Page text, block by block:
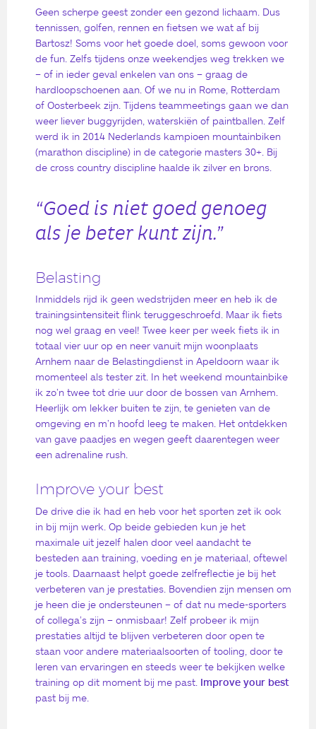
Geen scherpe geest zonder een gezond lichaam. Dus
tennissen, golfen, rennen en fietsen we wat af bij
Bartosz! Soms voor het goede doel, soms gewoon voor
de fun. Zelfs tijdens onze weekendjes weg trekken we
– of in ieder geval enkelen van ons – graag de
hardloopschoenen aan. Of we nu in Rome, Rotterdam
of Oosterbeek zijn. Tijdens teammeetings gaan we dan
weer liever buggyrijden, waterskiën of paintballen. Zelf
werd ik in 2014 Nederlands kampioen mountainbiken
(marathon discipline) in de categorie masters 30+. Bij
de cross country discipline haalde ik zilver en brons.
“Goed is niet goed genoeg
als je beter kunt zijn.”
Belasting
Inmiddels rijd ik geen wedstrijden meer en heb ik de
trainingsintensiteit flink teruggeschroefd. Maar ik fiets
nog wel graag en veel! Twee keer per week fiets ik in
totaal vier uur op en neer vanuit mijn woonplaats
Arnhem naar de Belastingdienst in Apeldoorn waar ik
momenteel als tester zit. In het weekend mountainbike
ik zo’n twee tot drie uur door de bossen van Arnhem.
Heerlijk om lekker buiten te zijn, te genieten van de
omgeving en m’n hoofd leeg te maken. Het ontdekken
van gave paadjes en wegen geeft daarentegen weer
een adrenaline rush.
Improve your best
De drive die ik had en heb voor het sporten zet ik ook
in bij mijn werk. Op beide gebieden kun je het
maximale uit jezelf halen door veel aandacht te
besteden aan training, voeding en je materiaal, oftewel
je tools. Daarnaast helpt goede zelfreflectie je bij het
verbeteren van je prestaties. Bovendien zijn mensen om
je heen die je ondersteunen – of dat nu mede-sporters
of collega’s zijn – onmisbaar! Zelf probeer ik mijn
prestaties altijd te blijven verbeteren door open te
staan voor andere materiaalsoorten of tooling, door te
leren van ervaringen en steeds weer te bekijken welke
training op dit moment bij me past. Improve your best
past bij me.